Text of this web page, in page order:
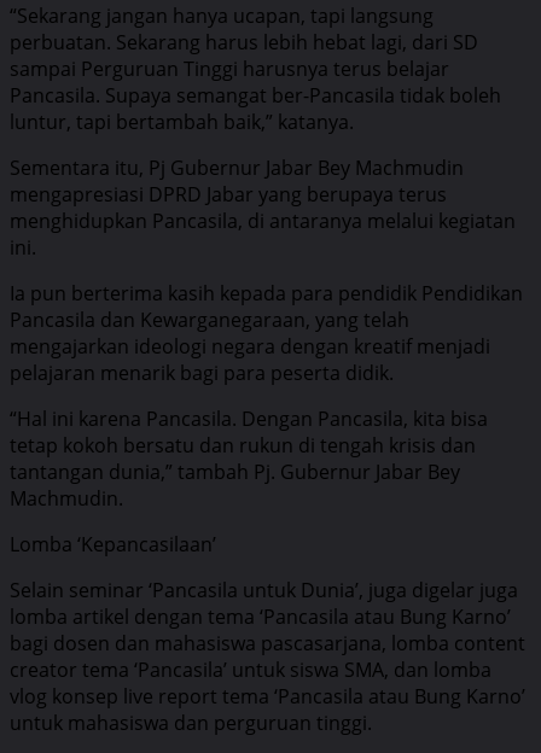
“Sekarang jangan hanya ucapan, tapi langsung
perbuatan. Sekarang harus lebih hebat lagi, dari SD
sampai Perguruan Tinggi harusnya terus belajar
Pancasila. Supaya semangat ber-Pancasila tidak boleh
luntur, tapi bertambah baik,” katanya.
Sementara itu, Pj Gubernur Jabar Bey Machmudin
mengapresiasi DPRD Jabar yang berupaya terus
menghidupkan Pancasila, di antaranya melalui kegiatan
ini.
Ia pun berterima kasih kepada para pendidik Pendidikan
Pancasila dan Kewarganegaraan, yang telah
mengajarkan ideologi negara dengan kreatif menjadi
pelajaran menarik bagi para peserta didik.
“Hal ini karena Pancasila. Dengan Pancasila, kita bisa
tetap kokoh bersatu dan rukun di tengah krisis dan
tantangan dunia,” tambah Pj. Gubernur Jabar Bey
Machmudin.
Lomba ‘Kepancasilaan’
Selain seminar ‘Pancasila untuk Dunia’, juga digelar juga
lomba artikel dengan tema ‘Pancasila atau Bung Karno’
bagi dosen dan mahasiswa pascasarjana, lomba content
creator tema ‘Pancasila’ untuk siswa SMA, dan lomba
vlog konsep live report tema ‘Pancasila atau Bung Karno’
untuk mahasiswa dan perguruan tinggi.